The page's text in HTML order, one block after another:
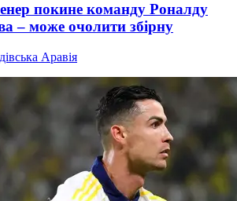
покине команду Роналду
– може очолити збірну
Аравія